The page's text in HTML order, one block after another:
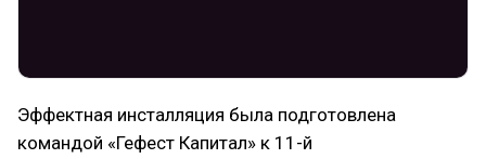
Эффектная инсталляция была подготовлена
командой «Гефест Капитал» к 11-й